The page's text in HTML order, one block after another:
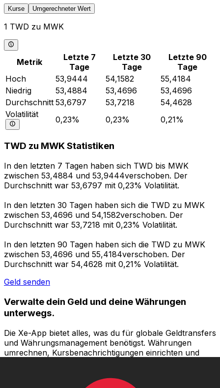
Kurse Umgerechneter Wert
1 TWD zu MWK
Metrik
Letzte 7
Tage
Letzte 30
Tage
Letzte 90
Tage
Hoch
53,9444 54,1582
55,4184
Niedrig
53,4884 53,4696
53,4696
Durchschnitt 53,6797 53,7218
54,4628
Volatilität
0,23% 0,23% 0,21%
TWD zu MWK Statistiken
In den letzten 7 Tagen haben sich TWD bis MWK
zwischen 53,4884 und 53,9444verschoben. Der
Durchschnitt war 53,6797 mit 0,23% Volatilität.
In den letzten 30 Tagen haben sich die TWD zu MWK
zwischen 53,4696 und 54,1582verschoben. Der
Durchschnitt war 53,7218 mit 0,23% Volatilität.
In den letzten 90 Tagen haben sich die TWD zu MWK
zwischen 53,4696 und 55,4184verschoben. Der
Durchschnitt war 54,4628 mit 0,21% Volatilität.
Geld senden
Verwalte dein Geld und deine Währungen
unterwegs.
Die Xe-App bietet alles, was du für globale Geldtransfers
und Währungsmanagement benötigst. Währungen
umrechnen, Kursbenachrichtigungen einrichten und